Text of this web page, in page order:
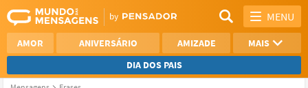
MENU
AMOR ANIVERSÁRIO AMIZADE
MAIS
DIA DOS PAIS